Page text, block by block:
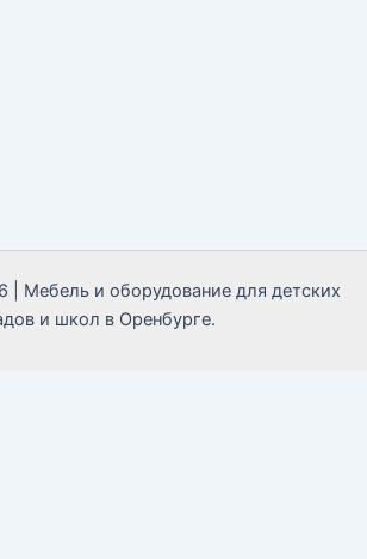
| Мебель и оборудование для детских
и школ в Оренбурге.